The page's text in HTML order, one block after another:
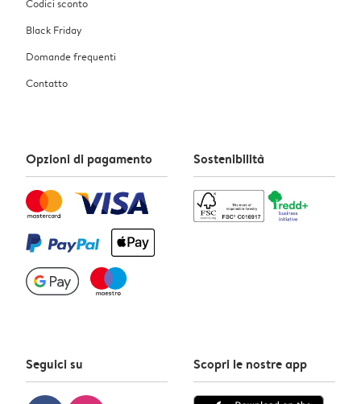
Codici sconto
Black Friday
Domande frequenti
Contatto
Opzioni di pagamento Sostenibilità
Seguici su Scopri le nostre app